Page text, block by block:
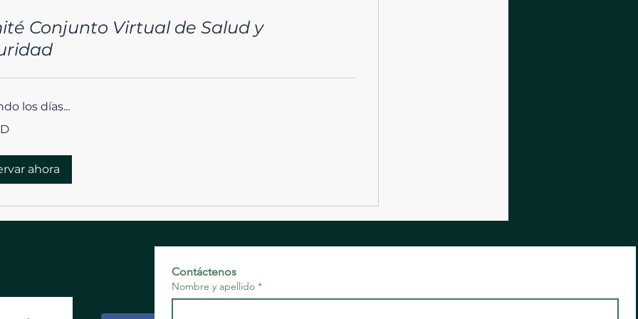
Conjunto Virtual de Salud y
los días...
ahora
Contáctenos
Nombre y apellido *